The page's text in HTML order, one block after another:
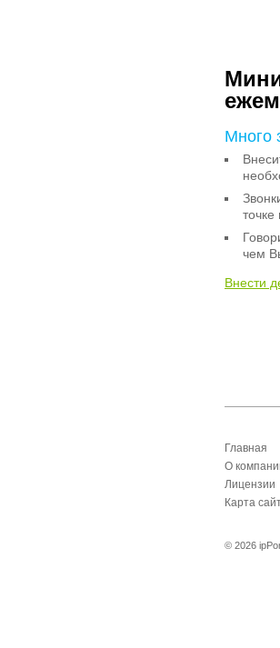
Много
точке
чем
Внести
Главная
О
Лицензии
Карта
© 2026